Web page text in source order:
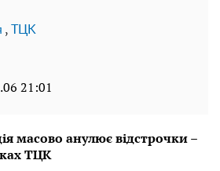
, TЦK
21:01
масово анулює відстрочки –
ТЦК